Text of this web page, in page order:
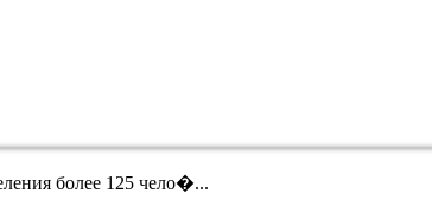
более 125 чело�...